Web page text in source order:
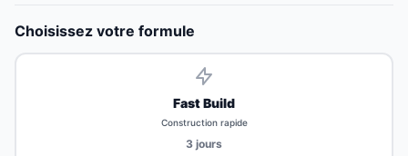
Choisissez votre formule
Fast Build
Construction rapide
3 jours